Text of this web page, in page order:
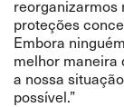
reorganizarmos
proteções
Embora
melhor maneira
a nossa
possível.”